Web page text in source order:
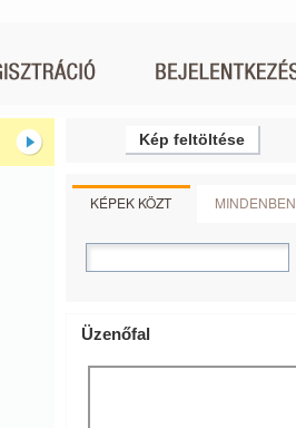
Kép feltöltése
KÉPEK KÖZT MINDENBEN
Üzenőfal